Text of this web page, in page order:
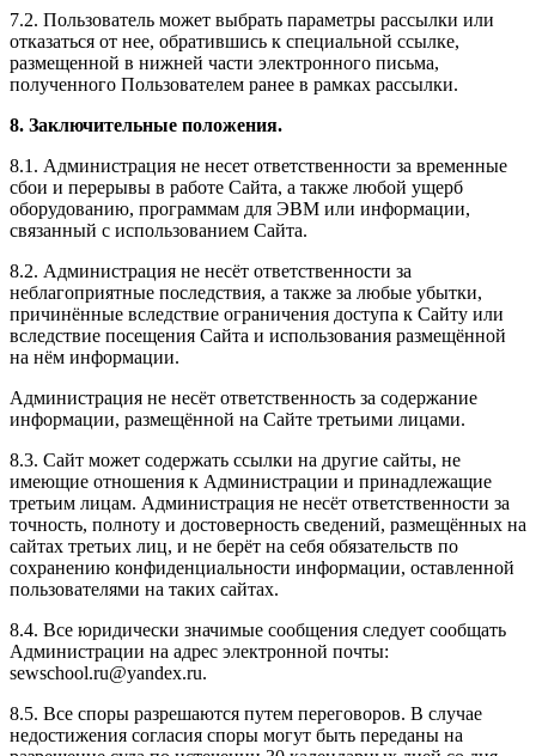
7.2. Пользователь может выбрать параметры рассылки или
отказаться от нее, обратившись к специальной ссылке,
размещенной в нижней части электронного письма,
полученного Пользователем ранее в рамках рассылки.
8. Заключительные положения.
8.1. Администрация не несет ответственности за временные
сбои и перерывы в работе Сайта, а также любой ущерб
оборудованию, программам для ЭВМ или информации,
связанный с использованием Сайта.
8.2. Администрация не несёт ответственности за
неблагоприятные последствия, а также за любые убытки,
причинённые вследствие ограничения доступа к Сайту или
вследствие посещения Сайта и использования размещённой
на нём информации.
Администрация не несёт ответственность за содержание
информации, размещённой на Сайте третьими лицами.
8.3. Сайт может содержать ссылки на другие сайты, не
имеющие отношения к Администрации и принадлежащие
третьим лицам. Администрация не несёт ответственности за
точность, полноту и достоверность сведений, размещённых на
сайтах третьих лиц, и не берёт на себя обязательств по
сохранению конфиденциальности информации, оставленной
пользователями на таких сайтах.
8.4. Все юридически значимые сообщения следует сообщать
Администрации на адрес электронной почты:
sewschool.ru@yandex.ru.
8.5. Все споры разрешаются путем переговоров. В случае
недостижения согласия споры могут быть переданы на